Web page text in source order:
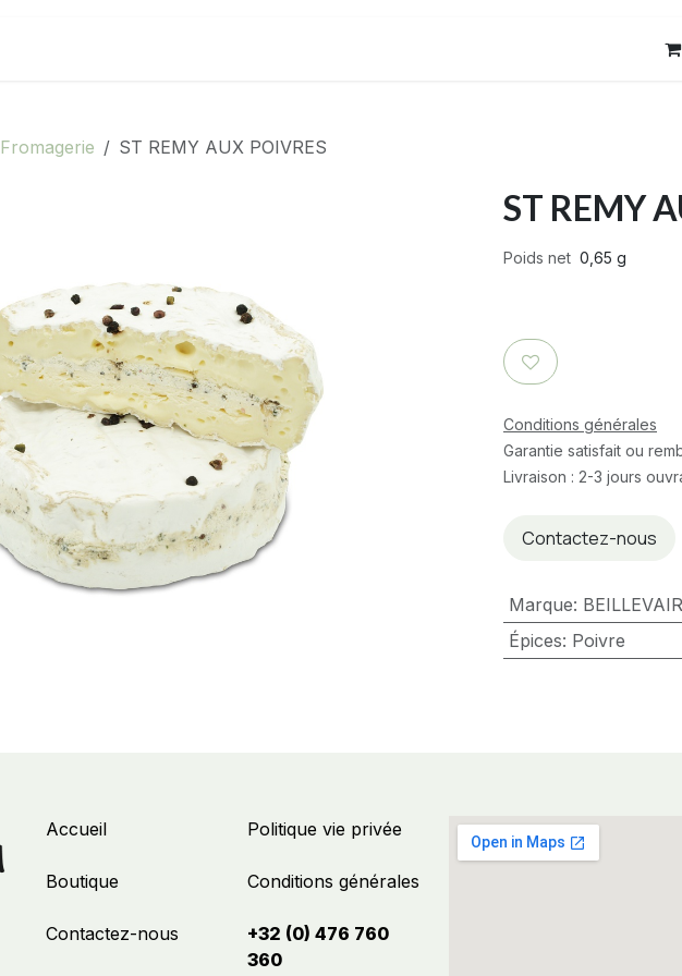
Fromagerie ST REMY AUX POIVRES
ST REMY
Poids net 0,65 g
Conditions générales
Garantie satisfait ou
Livraison : 2-3 jours
Contactez-nous
Marque:
Épices: Poivre
Politique vie privée
Conditions générales
+32 (0) 476 760
360
Accueil
Boutique
Contactez-nous